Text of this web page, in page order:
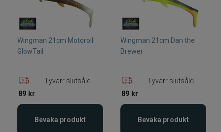
Wingman 21cm Motoroil
GlowTail
Tyvärr slutsåld
89 kr
Bevaka produkt
Wingman 21cm Dan the
Brewer
Tyvärr slutsåld
89 kr
Bevaka produkt